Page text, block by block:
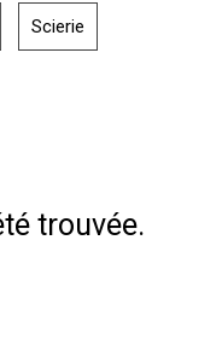
Scierie
trouvée.